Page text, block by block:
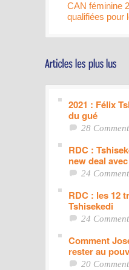
CAN féminine
qualifiées pour
2021 : Félix
du gué
28
RDC :
new deal
24
RDC : les 12
Tshisekedi
24
Comment
rester au
20